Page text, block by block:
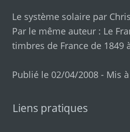
Le système solaire par
Par le même auteur : Le
timbres de France de 1849
Publié le 02/04/2008 - Mis
Liens pratiques